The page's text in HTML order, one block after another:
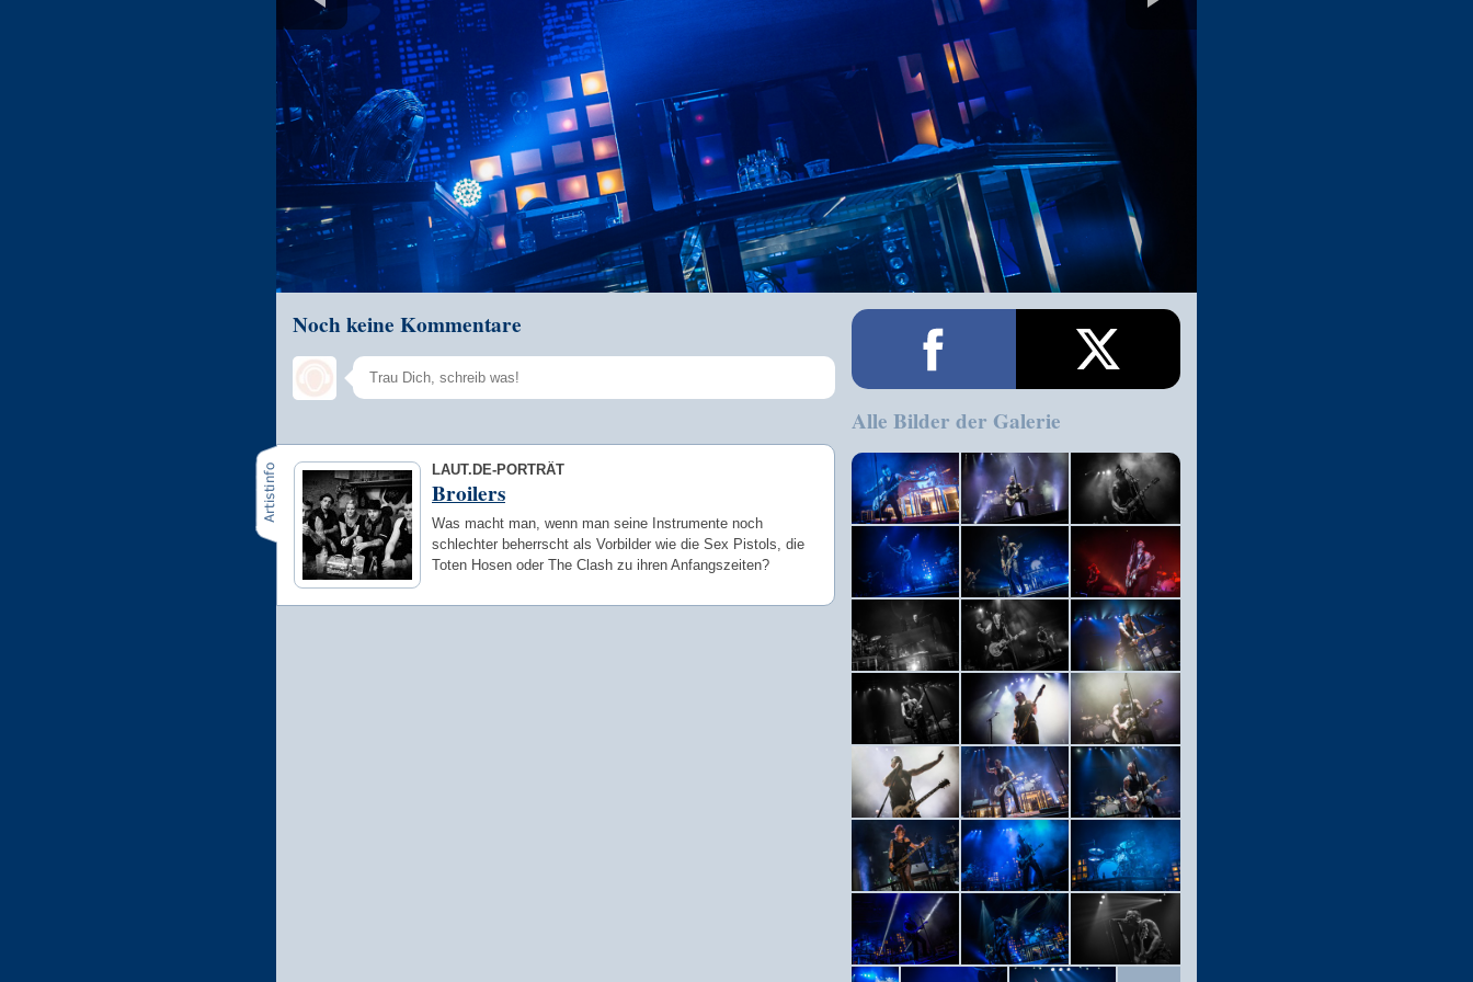
Noch keine Kommentare
LAUT.DE-PORTRÄT
Broilers
Was macht man, wenn man seine Instrumente noch
schlechter beherrscht als Vorbilder wie die Sex Pistols, die
Toten Hosen oder The Clash zu ihren Anfangszeiten?
Alle Bilder der Galerie